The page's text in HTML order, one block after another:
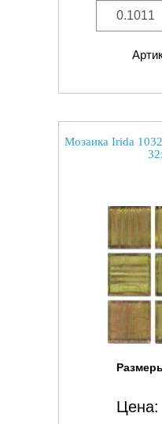
Мозаика Irida
Цена: